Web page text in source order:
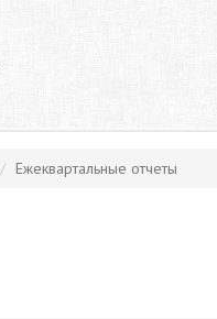
Ежеквартальные отчеты